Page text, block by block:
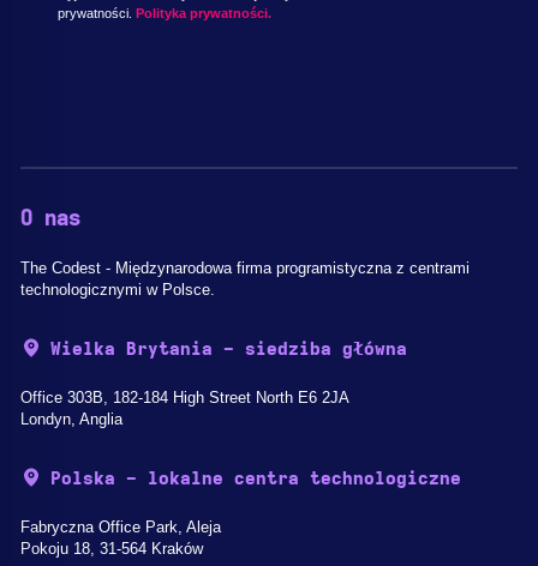
prywatności. Polityka prywatności.
O nas
The Codest - Międzynarodowa firma programistyczna z centrami
technologicznymi w Polsce.
Wielka Brytania - siedziba główna
Office 303B, 182-184 High Street North E6 2JA
Londyn, Anglia
Polska - lokalne centra technologiczne
Fabryczna Office Park, Aleja
Pokoju 18, 31-564 Kraków